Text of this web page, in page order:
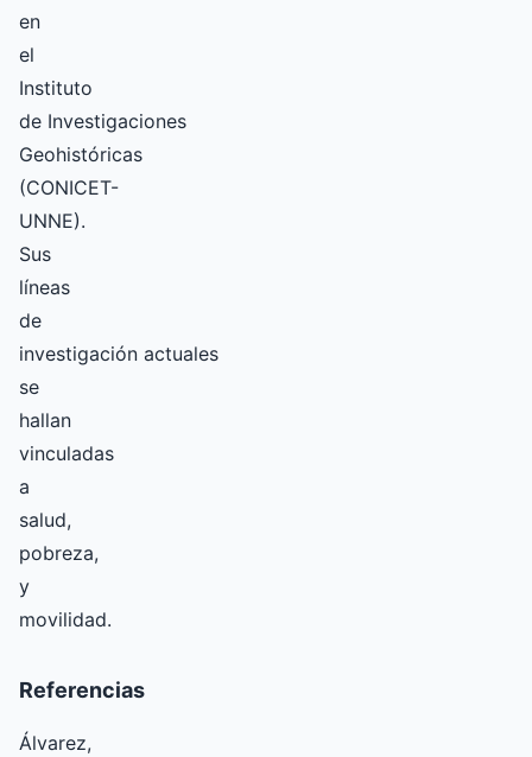
en
el
Instituto
de Investigaciones
Geohistóricas
(CONICET-
UNNE).
Sus
líneas
de
investigación actuales
se
hallan
vinculadas
a
salud,
pobreza,
y
movilidad.
Referencias
Álvarez,